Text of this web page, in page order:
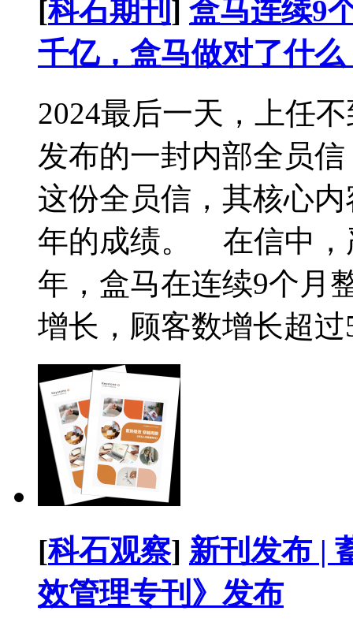
[科石期刊 ] 盒马连续9
千亿，盒马做对了什么
2024最后一天，上任
发布的一封内部全员
这份全员信，其核心
年的成绩。 在信中，
年，盒马在连续9个月
增长，顾客数增长超过
[科石观察] 新刊发布 |
效管理专刊》发布